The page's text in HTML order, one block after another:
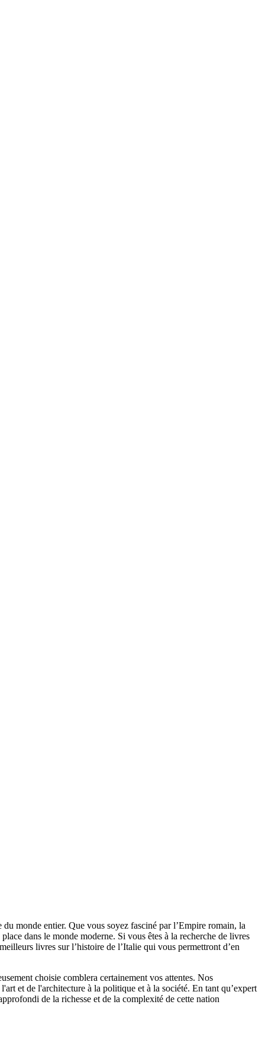
monde entier. Que vous soyez fasciné par l’Empire romain, la
dans le monde moderne. Si vous êtes à la recherche de livres
livres sur l’histoire de l’Italie qui vous permettront d’en
choisie comblera certainement vos attentes. Nos
et de l'architecture à la politique et à la société. En tant qu’expert
de la richesse et de la complexité de cette nation